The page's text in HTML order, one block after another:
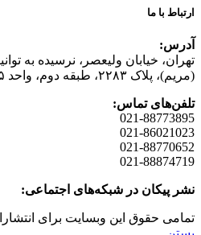
ارتباط با ما
آدرس:
تهران، خیابان وليعصر، نرسيده به
(مريم)، پلاک ۲۲۸۳، طبقه دوم، واحد ۵ [کد پستی: ۱۵۱۶۷۳۷۸۸۶]
تلفن‌های تماس:
021-88773895
021-86021023
021-88770652
021-88874719
نشر پیکان در شبکه‌های اجتماعی:
تمامی حقوق این وبسایت برای